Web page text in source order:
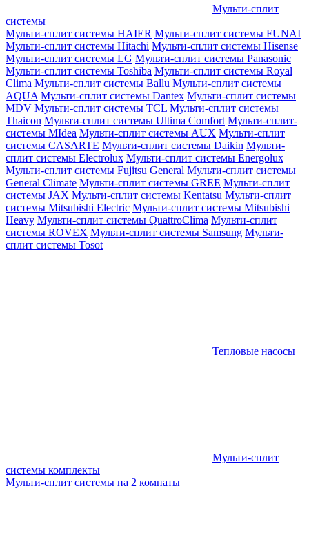
Мульти-сплит
системы
Мульти-сплит системы HAIER Мульти-сплит системы FUNAI
Мульти-сплит системы Hitachi Мульти-сплит системы Hisense
Мульти-сплит системы LG Мульти-сплит системы Panasonic
Мульти-сплит системы Toshiba Мульти-сплит системы Royal
Clima Мульти-сплит системы Ballu Мульти-сплит системы
AQUA Мульти-сплит системы Dantex Мульти-сплит системы
MDV Мульти-сплит системы TCL Мульти-сплит системы
Thaicon Мульти-сплит системы Ultima Comfort Мульти-сплит-
системы MIdea Мульти-сплит системы AUX Мульти-сплит
системы CASARTE Мульти-сплит системы Daikin Мульти-
сплит системы Electrolux Мульти-сплит системы Energolux
Мульти-сплит системы Fujitsu General Мульти-сплит системы
General Climate Мульти-сплит системы GREE Мульти-сплит
системы JAX Мульти-сплит системы Kentatsu Мульти-сплит
системы Mitsubishi Electric Мульти-сплит системы Mitsubishi
Heavy Мульти-сплит системы QuattroClima Мульти-сплит
системы ROVEX Мульти-сплит системы Samsung Мульти-
сплит системы Tosot
Тепловые насосы
Мульти-сплит
системы комплекты
Мульти-сплит системы на 2 комнаты